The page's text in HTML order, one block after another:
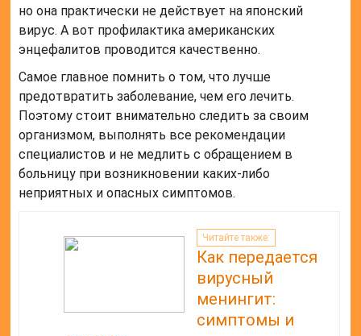
но она практически не действует на японский
вирус. А вот профилактика американских
энцефалитов проводится качественно.
Самое главное помнить о том, что лучше
предотвратить заболевание, чем его лечить.
Поэтому стоит внимательно следить за своим
организмом, выполнять все рекомендации
специалистов и не медлить с обращением в
больницу при возникновении каких-либо
неприятных и опасных симптомов.
Читайте также:
Как передается
вирусный
менингит:
симптомы и